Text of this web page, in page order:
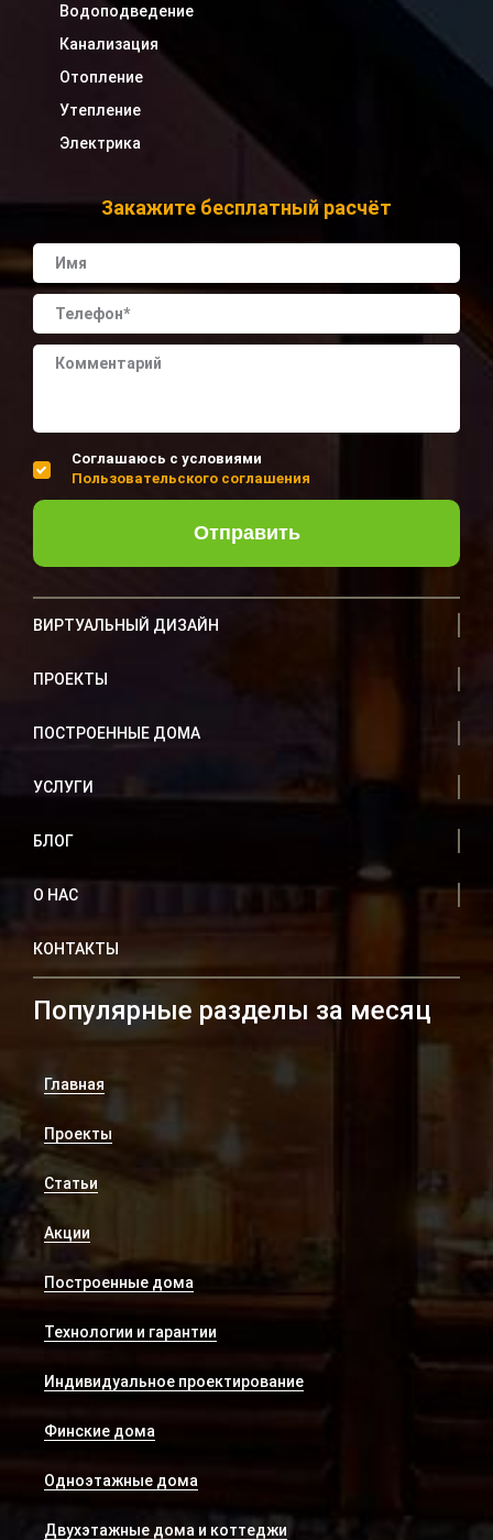
Водоподведение
Канализация
Отопление
Утепление
Электрика
Закажите бесплатный расчёт
Соглашаюсь с условиями
Пользовательского соглашения
Отправить
ВИРТУАЛЬНЫЙ ДИЗАЙН
ПРОЕКТЫ
ПОСТРОЕННЫЕ ДОМА
УСЛУГИ
БЛОГ
О НАС
КОНТАКТЫ
Популярные разделы за месяц
Главная
Проекты
Статьи
Акции
Построенные дома
Технологии и гарантии
Индивидуальное проектирование
Финские дома
Одноэтажные дома
Двухэтажные дома и коттеджи